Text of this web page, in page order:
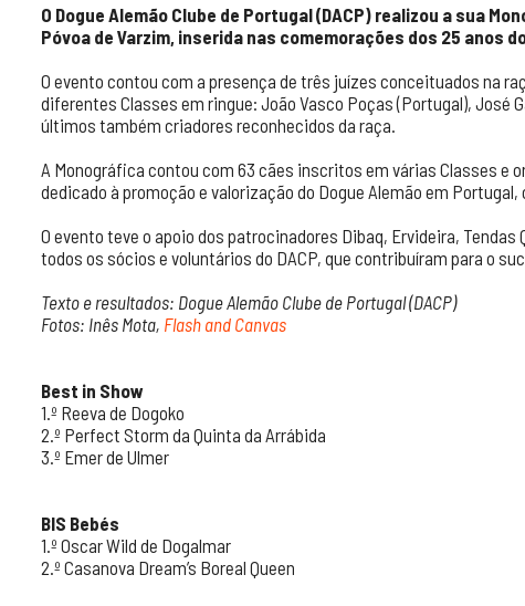
O Dogue Alemão Clube de Portugal (DACP) realizou a sua
Póvoa de Varzim, inserida nas comemorações dos 25 anos
O evento contou com a presença de três juízes conceituados na
diferentes Classes em ringue: João Vasco Poças (Portugal), José
últimos também criadores reconhecidos da raça.
A Monográfica contou com 63 cães inscritos em várias Classes e
dedicado à promoção e valorização do Dogue Alemão em
O evento teve o apoio dos patrocinadores Dibaq, Ervideira,
todos os sócios e voluntários do DACP, que contribuíram para o
Texto e resultados: Dogue Alemão Clube de Portugal (DACP)
Fotos: Inês Mota, Flash and Canvas
Best in Show
1.º Reeva de Dogoko
2.º Perfect Storm da Quinta da Arrábida
3.º Emer de Ulmer
BIS Bebés
1.º Oscar Wild de Dogalmar
2.º Casanova Dream’s Boreal Queen